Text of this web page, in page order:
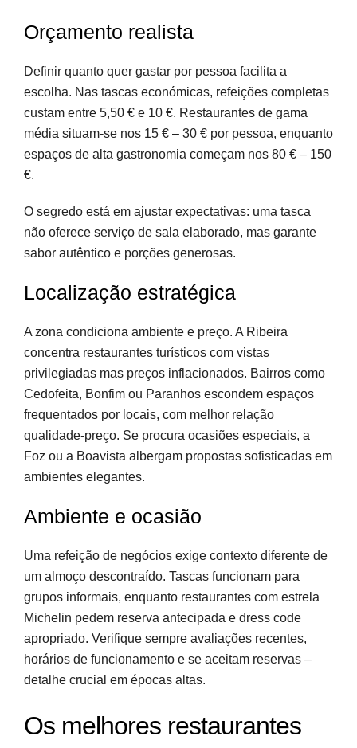
Orçamento realista
Definir quanto quer gastar por pessoa facilita a
escolha. Nas tascas económicas, refeições completas
custam entre 5,50 € e 10 €. Restaurantes de gama
média situam-se nos 15 € – 30 € por pessoa, enquanto
espaços de alta gastronomia começam nos 80 € – 150
€.
O segredo está em ajustar expectativas: uma tasca
não oferece serviço de sala elaborado, mas garante
sabor autêntico e porções generosas.
Localização estratégica
A zona condiciona ambiente e preço. A Ribeira
concentra restaurantes turísticos com vistas
privilegiadas mas preços inflacionados. Bairros como
Cedofeita, Bonfim ou Paranhos escondem espaços
frequentados por locais, com melhor relação
qualidade-preço. Se procura ocasiões especiais, a
Foz ou a Boavista albergam propostas sofisticadas em
ambientes elegantes.
Ambiente e ocasião
Uma refeição de negócios exige contexto diferente de
um almoço descontraído. Tascas funcionam para
grupos informais, enquanto restaurantes com estrela
Michelin pedem reserva antecipada e dress code
apropriado. Verifique sempre avaliações recentes,
horários de funcionamento e se aceitam reservas –
detalhe crucial em épocas altas.
Os melhores restaurantes